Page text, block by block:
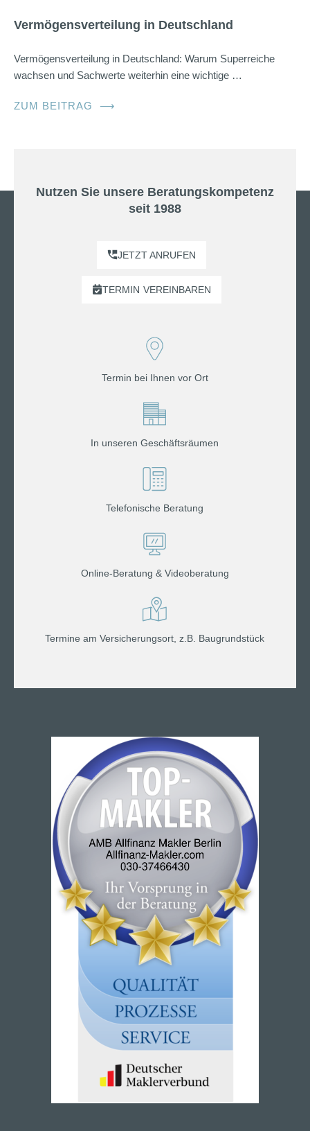
Vermögensverteilung in Deutschland
Vermögensverteilung in Deutschland: Warum Superreiche
wachsen und Sachwerte weiterhin eine wichtige …
ZUM BEITRAG ⟶
Nutzen Sie unsere Beratungskompetenz
seit 1988
JETZT ANRUFEN
TERMIN VEREINBAREN
Termin bei Ihnen vor Ort
In unseren Geschäftsräumen
Telefonische Beratung
Online-Beratung & Videoberatung
Termine am Versicherungsort, z.B. Baugrundstück